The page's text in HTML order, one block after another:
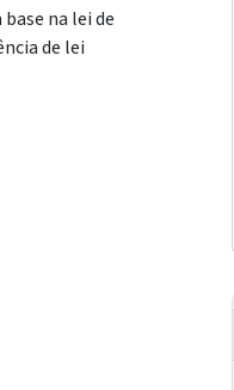
na lei de
de lei